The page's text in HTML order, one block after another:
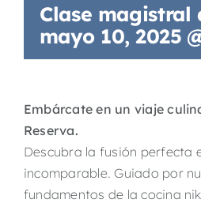
Clase
mayo 10, 2025
Embárcate en un viaje
Reserva.
Descubra la fusión perfecta
incomparable. Guiado por
fundamentos de la cocina